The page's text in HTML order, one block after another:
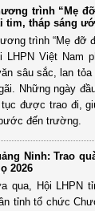
trình “Mẹ
tim, tháp sáng
trình “Mẹ đỡ
LHPN Việt Nam
sâu sắc, lan
Những ngày
được trao đi,
đến trường.
Ninh: Trao
2026
qua, Hội LHPN
tỉnh tổ chức